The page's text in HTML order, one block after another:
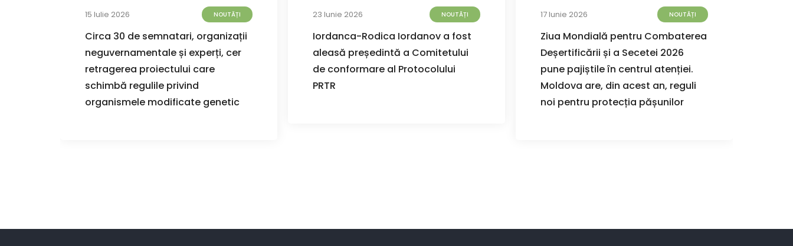
15 Iulie 2026 NOUTĂȚI
Circa 30 de semnatari, organizații
neguvernamentale și experți, cer
retragerea proiectului care
schimbă regulile privind
organismele modificate genetic
23 Iunie 2026 NOUTĂȚI
Iordanca-Rodica Iordanov a fost
aleasă președintă a Comitetului
de conformare al Protocolului
PRTR
17 Iunie 2026 NOUTĂȚI
Ziua Mondială pentru Combaterea
Deșertificării și a Secetei 2026
pune pajiștile în centrul atenției.
Moldova are, din acest an, reguli
noi pentru protecția pășunilor